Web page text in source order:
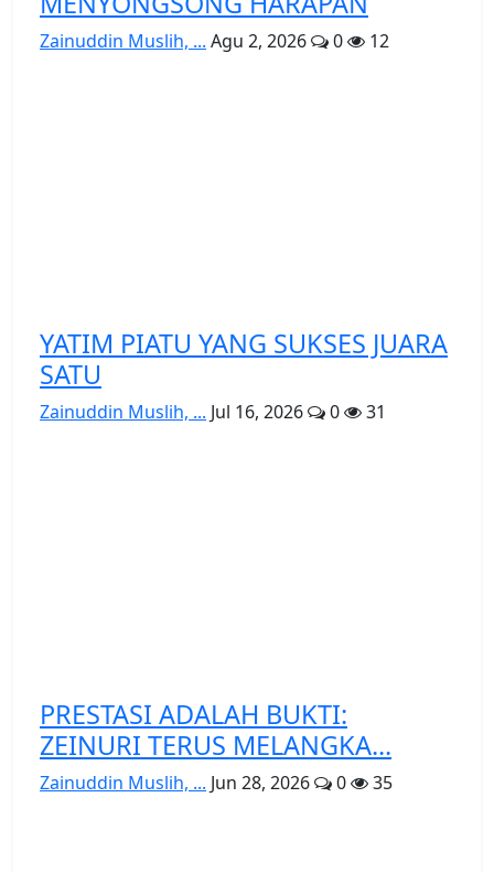
Zainuddin Muslih, ... Agu 2, 2026 0 12
YATIM PIATU YANG SUKSES JUARA
SATU
Zainuddin Muslih, ... Jul 16, 2026 0 31
PRESTASI ADALAH BUKTI:
ZEINURI TERUS MELANGKA...
Zainuddin Muslih, ... Jun 28, 2026 0 35